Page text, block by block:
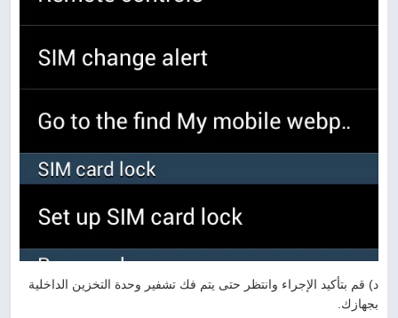
د) قم بتأكيد الإجراء وانتظر حتى يتم فك تشفير وحدة التخزين الداخلية
بجهازك.